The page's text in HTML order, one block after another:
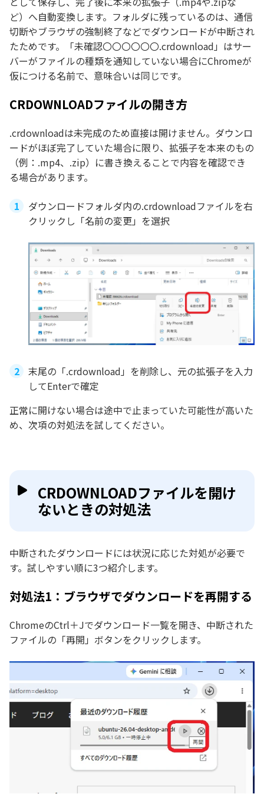
ど）へ自動変換します。フォルダに残っているのは、通信
切断やブラウザの強制終了などでダウンロードが中断され
たためです。「未確認〇〇〇〇〇〇.crdownload」はサー
バーがファイルの種類を通知していない場合にChromeが
仮につける名前で、意味合いは同じです。
CRDOWNLOADファイルの開き方
.crdownloadは未完成のため直接は開けません。ダウンロ
ードがほぼ完了していた場合に限り、拡張子を本来のもの
（例：.mp4、.zip）に書き換えることで内容を確認でき
る場合があります。
ダウンロードフォルダ内の.crdownloadファイルを右
クリックし「名前の変更」を選択
末尾の「.crdownload」を削除し、元の拡張子を入力
してEnterで確定
正常に開けない場合は途中で止まっていた可能性が高いた
め、次項の対処法を試してください。
CRDOWNLOADファイルを開け
ないときの対処法
中断されたダウンロードには状況に応じた対処が必要で
す。試しやすい順に3つ紹介します。
対処法1：ブラウザでダウンロードを再開する
ChromeのCtrl＋Jでダウンロード一覧を開き、中断された
ファイルの「再開」ボタンをクリックします。